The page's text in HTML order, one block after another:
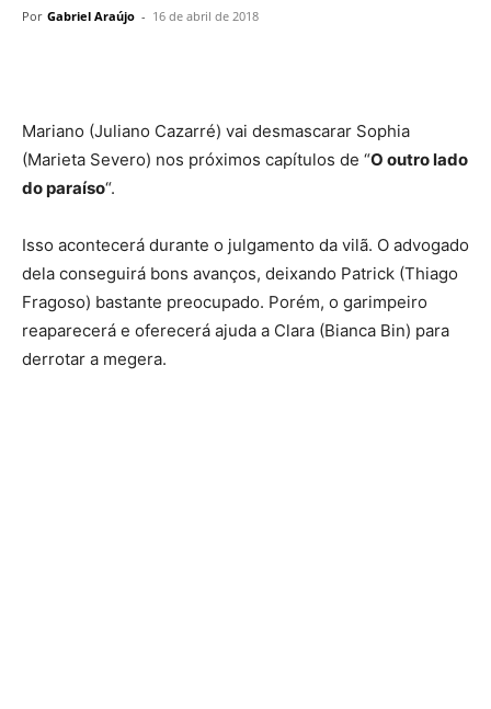
Por Gabriel Araújo - 16 de abril de 2018
Mariano (Juliano Cazarré) vai desmascarar Sophia
(Marieta Severo) nos próximos capítulos de “O outro lado
do paraíso“.
Isso acontecerá durante o julgamento da vilã. O advogado
dela conseguirá bons avanços, deixando Patrick (Thiago
Fragoso) bastante preocupado. Porém, o garimpeiro
reaparecerá e oferecerá ajuda a Clara (Bianca Bin) para
derrotar a megera.